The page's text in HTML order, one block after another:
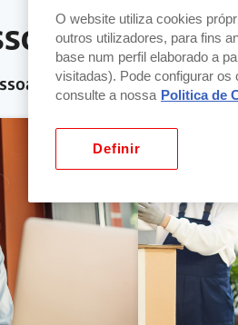
O seu
disponível 24/7, para o
O website utiliza cookies
outros utilizadores, para fins
base num perfil elaborado a
visitadas). Pode configurar
consulte a nossa Politica de
Definir